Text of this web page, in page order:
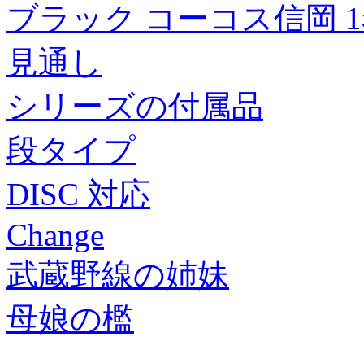
ブラック コーコス信岡
見通し
シリーズの付属品
段タイプ
DISC 対応
Change
武蔵野線の姉妹
母娘の檻